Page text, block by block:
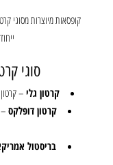
קופסאות מיוצרות מסוגי
סוגי
קרטון גלי–
קרטון דופלקס
בריסטול